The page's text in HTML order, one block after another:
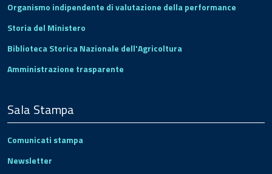
Organismo indipendente di valutazione della performance
Storia del Ministero
Biblioteca Storica Nazionale dell'Agricoltura
Amministrazione trasparente
Sala Stampa
Comunicati stampa
Newsletter